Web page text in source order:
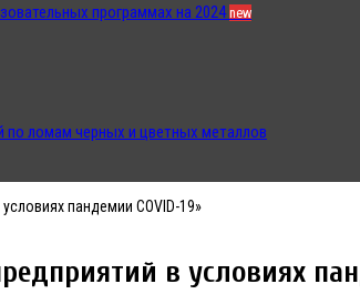
программах на 2024new
ломам черных и цветных металлов
пандемии COVID-19»
в условиях